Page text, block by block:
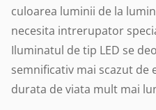
culoarea luminii de la
necesita intrerupator
Iluminatul de tip LED se
semnificativ mai scazut
durata de viata mult mai